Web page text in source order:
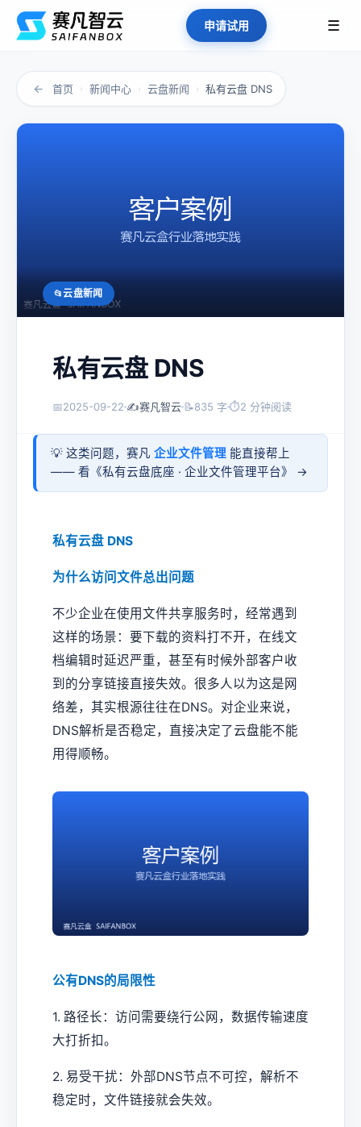
申请试用 ☰
← 首页 › 新闻中心 › 云盘新闻 › 私有云盘 DNS
云盘新闻
私有云盘 DNS
📅2025-09-22 ✍️赛凡智云 📝835 字 ⏱2 分钟阅读
💡 这类问题，赛凡 企业文件管理 能直接帮上
—— 看《私有云盘底座 · 企业文件管理平台》 →
私有云盘 DNS
为什么访问文件总出问题
不少企业在使用文件共享服务时，经常遇到
这样的场景：要下载的资料打不开，在线文
档编辑时延迟严重，甚至有时候外部客户收
到的分享链接直接失效。很多人以为这是网
络差，其实根源往往在DNS。对企业来说，
DNS解析是否稳定，直接决定了云盘能不能
用得顺畅。
公有DNS的局限性
1. 路径长：访问需要绕行公网，数据传输速度
大打折扣。
2. 易受干扰：外部DNS节点不可控，解析不
稳定时，文件链接就会失效。